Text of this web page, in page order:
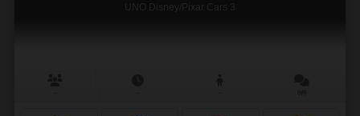
UNO Disney/Pixar Cars 3